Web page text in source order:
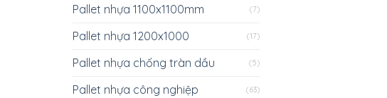
Pallet nhựa 1100x1100mm (7)
Pallet nhựa 1200x1000 (17)
Pallet nhựa chống tràn dầu (5)
Pallet nhựa công nghiệp (63)